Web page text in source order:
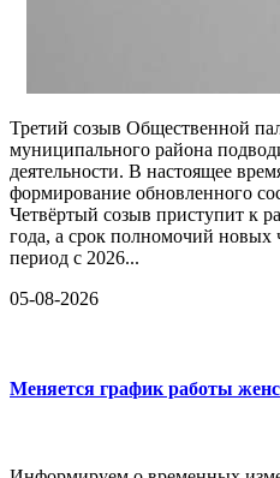
Третий созыв Общественной
муниципального района
деятельности. В настоящее
формирование обновленного
Четвёртый созыв приступит к
года, а срок полномочий новых
период с 2026...
05-08-2026
Меняется график работы